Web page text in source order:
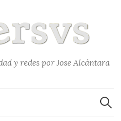
y redes por Jose Alcántara